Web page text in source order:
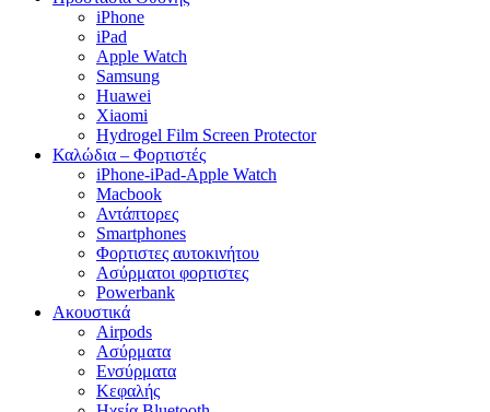
iPhone
iPad
Apple Watch
Samsung
Huawei
Xiaomi
Hydrogel Film Screen Protector
Καλώδια – Φορτιστές
iPhone-iPad-Apple Watch
Macbook
Αντάπτορες
Smartphones
Φορτιστες αυτοκινήτου
Ασύρματοι φορτιστες
Powerbank
Ακουστικά
Airpods
Ασύρματα
Ενσύρματα
Κεφαλής